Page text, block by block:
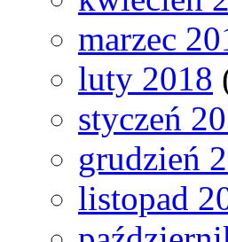
marzec
luty 2018
styczeń
grudzień
listopad